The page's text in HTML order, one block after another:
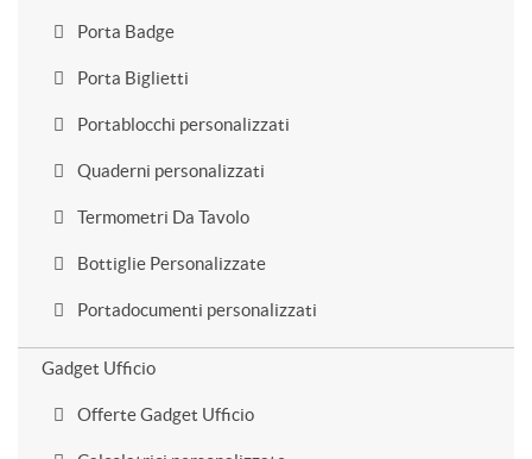
Porta Badge
Porta Biglietti
Portablocchi personalizzati
Quaderni personalizzati
Termometri Da Tavolo
Bottiglie Personalizzate
Portadocumenti personalizzati
Gadget Ufficio
Offerte Gadget Ufficio